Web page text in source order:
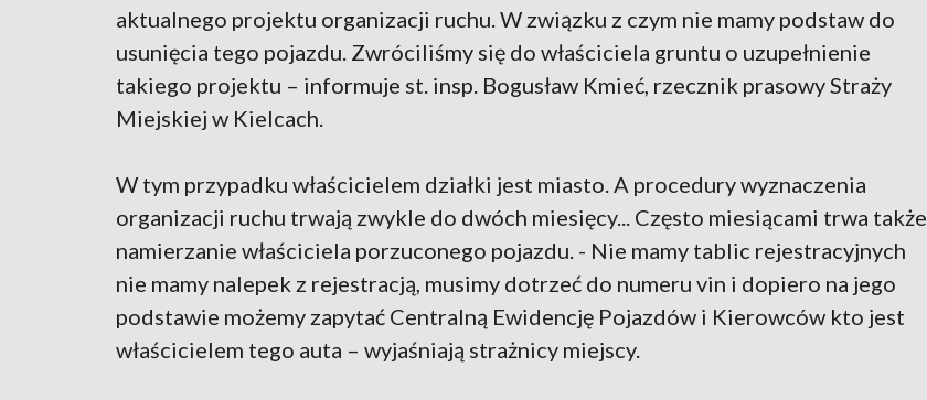
aktualnego projektu organizacji ruchu. W związku z czym nie mamy podstaw do
usunięcia tego pojazdu. Zwróciliśmy się do właściciela gruntu o uzupełnienie
takiego projektu – informuje st. insp. Bogusław Kmieć, rzecznik prasowy Straży
Miejskiej w Kielcach.
W tym przypadku właścicielem działki jest miasto. A procedury wyznaczenia
organizacji ruchu trwają zwykle do dwóch miesięcy... Często miesiącami trwa także
namierzanie właściciela porzuconego pojazdu. - Nie mamy tablic rejestracyjnych
nie mamy nalepek z rejestracją, musimy dotrzeć do numeru vin i dopiero na jego
podstawie możemy zapytać Centralną Ewidencję Pojazdów i Kierowców kto jest
właścicielem tego auta – wyjaśniają strażnicy miejscy.